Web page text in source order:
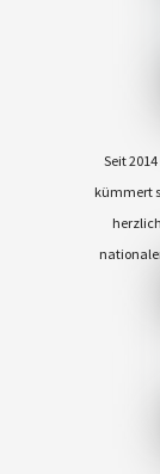
Seit
kümmert